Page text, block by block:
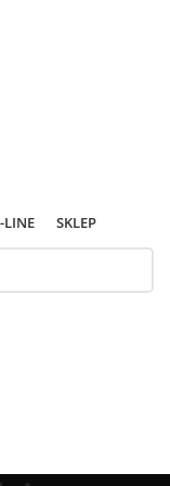
LINE
SKLEP